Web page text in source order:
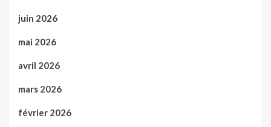
juin 2026
mai 2026
avril 2026
mars 2026
février 2026